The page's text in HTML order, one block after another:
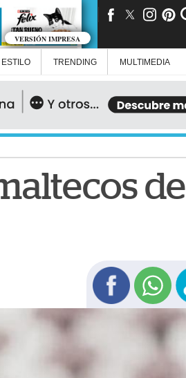
VERSIÓN IMPRESA
TRENDING MULTIMEDIA
de